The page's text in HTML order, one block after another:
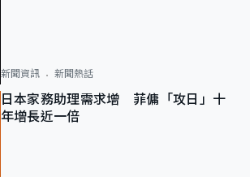
新聞資訊 新聞熱話
日本家務助理需求增 菲傭「攻日」十
年增長近一倍